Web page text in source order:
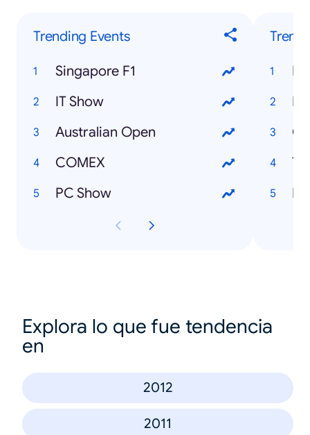
Trending Events
Singapore F1
IT Show
Australian Open
COMEX
PC Show
Explora lo que fue tendencia
en
2012
2011